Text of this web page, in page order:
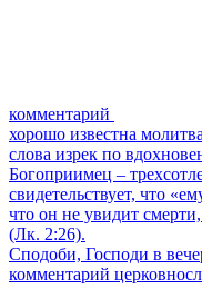
комментарий
хорошо известна
слова изрек по
Богоприимец –
свидетельствует, что
что он не увидит
(Лк. 2:26).
Сподоби, Господи в
комментарий